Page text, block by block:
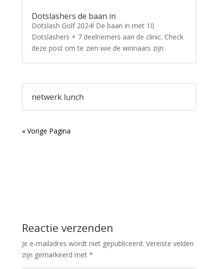
Dotslashers de baan in
Dotslash Golf 2024! De baan in met 10
Dotslashers + 7 deelnemers aan de clinic. Check
deze post om te zien wie de winnaars zijn.
netwerk lunch
« Vorige Pagina
Reactie verzenden
Je e-mailadres wordt niet gepubliceerd. Vereiste velden
zijn gemarkeerd met *